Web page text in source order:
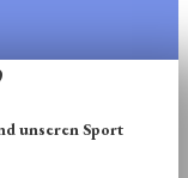
unseren Sport